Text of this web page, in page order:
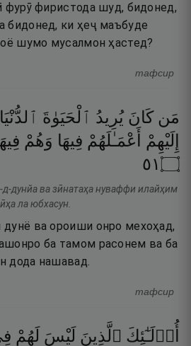
фурӯ фиристода шуд, бидонед,
бидонед, ки ҳеҷ маъбуде
шумо мусалмон ҳастед?
тафсир
مَن كَانَ يُرِيدُ ٱلْحَيَوٰةَ ٱلدُّنْيَا
إِلَيْهِمْ
أَعْمَـٰلَهُمْ فِيهَا وَهُمْ
۝١٥
дунйа ва зӣнатаҳа нуваффи илайҳим
ла юбхасун.
дунё ва ороиши онро мехоҳад,
ба тамом расонем ва ба
дода нашавад.
тафсир
أُو۟لَـٰٓئِكَ ٱلَّذِينَ لَيْسَ لَهُمْ